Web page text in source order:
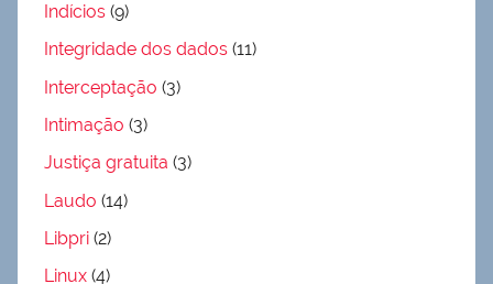
Indícios (9)
Integridade dos dados (11)
Interceptação (3)
Intimação (3)
Justiça gratuita (3)
Laudo (14)
Libpri (2)
Linux (4)